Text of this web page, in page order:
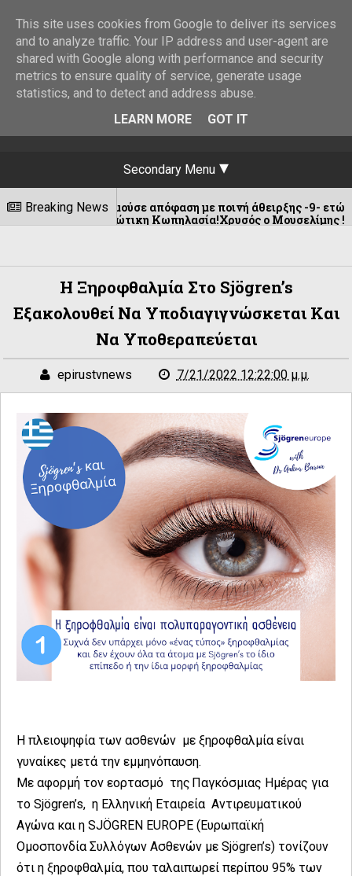
Secondary Menu
Breaking News
απόφαση με ποινή άθειρξης -9- ετών για
Κωπηλασία!Χρυσός ο Μουσελίμης !
Η Ξηροφθαλμία Στο Sjögren’s
Εξακολουθεί Να Υποδιαγιγνώσκεται Και
Να Υποθεραπεύεται
epirustvnews 7/21/2022 12:22:00 μ.μ.
Η πλειοψηφία των ασθενών με ξηροφθαλμία είναι
γυναίκες μετά την εμμηνόπαυση.
Με αφορμή τον εορτασμό της Παγκόσμιας Ημέρας για
το Sjögren’s, η Ελληνική Εταιρεία Αντιρευματικού
Αγώνα και η SJÖGREN EUROPE (Ευρωπαϊκή
Ομοσπονδία Συλλόγων Ασθενών με Sjögren’s) τονίζουν
ότι η ξηροφθαλμία, που ταλαιπωρεί περίπου 95% των
This site uses cookies from Google to deliver its services
and to analyze traffic. Your IP address and user-agent are
shared with Google along with performance and security
metrics to ensure quality of service, generate usage
statistics, and to detect and address abuse.
LEARN MORE
GOT IT